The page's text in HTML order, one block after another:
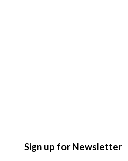
Sign up for Newsletter